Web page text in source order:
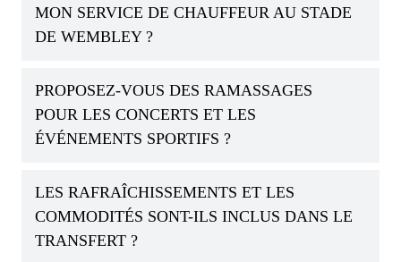
MON SERVICE DE CHAUFFEUR AU STADE
DE WEMBLEY ?
PROPOSEZ-VOUS DES RAMASSAGES
POUR LES CONCERTS ET LES
ÉVÉNEMENTS SPORTIFS ?
LES RAFRAÎCHISSEMENTS ET LES
COMMODITÉS SONT-ILS INCLUS DANS LE
TRANSFERT ?